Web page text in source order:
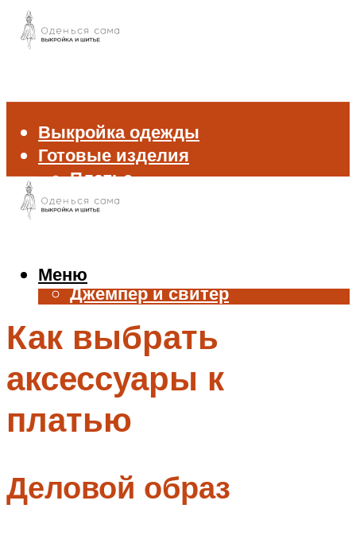
Выкройка одежды
Готовые изделия
Платье
Брюки
Жилет
Джемпер и свитер
Аксессуары
Меню
Меню
Как выбрать
аксессуары к
платью
Деловой образ